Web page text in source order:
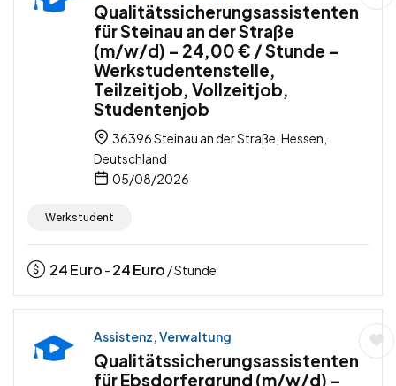
Qualitätssicherungsassistenten
für Steinau an der Straße
(m/w/d) – 24,00 € / Stunde –
Werkstudentenstelle,
Teilzeitjob, Vollzeitjob,
Studentenjob
36396 Steinau an der Straße, Hessen,
Deutschland
05/08/2026
Werkstudent
24Euro - 24Euro / Stunde
Assistenz, Verwaltung
Qualitätssicherungsassistenten
für Ebsdorfergrund (m/w/d) –